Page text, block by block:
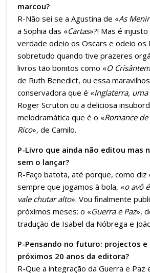
marcou?
R-Não sei se a Agustina de «As
a Sophia das «Cartas»?! Mas é
verdade odeio os Oscars e odeio os
sobretudo quando tive prazeres
livros tão bonitos como «O
de Ruth Benedict, ou essa
conservadora que é «Inglaterra, uma
Roger Scruton ou a deliciosa
melodramática que é o «Romance
Rico», de Camilo.
P-Livro que ainda não editou mas
sem o lançar?
R-Faço batota, até porque, como diz
sempre que jogamos à bola, «o avô
vale chutar alto». Vou finalmente
próximos meses: o «Guerra e Paz»,
tradução de Isabel da Nóbrega e
P-Pensando no futuro: projectos e
próximos 20 anos da editora?
R-Que a integração da Guerra e Paz